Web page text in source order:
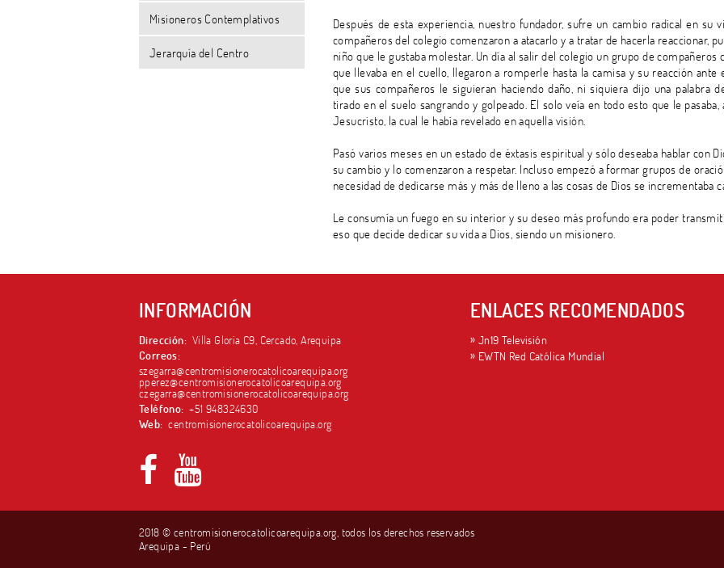
Misioneros Contemplativos
Jerarquía del Centro
Después de esta experiencia, nuestro fundador, sufre un cambio radical en su
compañeros del colegio comenzaron a atacarlo y a tratar de hacerla reaccionar,
niño que le gustaba molestar. Un día al salir del colegio un grupo de
que llevaba en el cuello, llegaron a romperle hasta la camisa y su reacción
que sus compañeros le siguieran haciendo daño, ni siquiera dijo una palabra
tirado en el suelo sangrando y golpeado. El solo veía en todo esto que le
Jesucristo, la cual le había revelado en aquella visión.
Pasó varios meses en un estado de éxtasis espiritual y sólo deseaba hablar con
su cambio y lo comenzaron a respetar. Incluso empezó a formar grupos de
necesidad de dedicarse más y más de lleno a las cosas de Dios se incrementaba
Le consumía un fuego en su interior y su deseo más profundo era poder
eso que decide dedicar su vida a Dios, siendo un misionero.
INFORMACIÓN
Dirección: Villa Gloria C9, Cercado, Arequipa
Correos:
szegarra@centromisionerocatolicoarequipa.org
pperez@centromisionerocatolicoarequipa.org
czegarra@centromisionerocatolicoarequipa.org
Teléfono: +51 948324630
Web: centromisionerocatolicoarequipa.org
ENLACES RECOMENDADOS
Jn19 Televisión
EWTN Red Católica Mundial
2018 © centromisionerocatolicoarequipa.org, todos los derechos reservados
Arequipa - Perú